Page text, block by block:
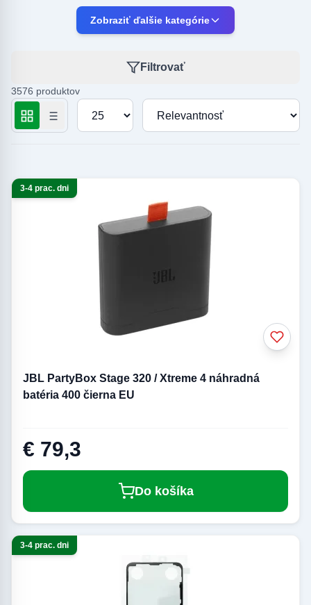
Kamerové moduly
Batérie
Zobraziť ďalšie kategórie
Filtrovať
3576 produktov
Počet produktov na stránku
Zoradiť podľa
3-4 prac. dni
JBL PartyBox Stage 320 / Xtreme 4 náhradná
batéria 400 čierna EU
€ 79,3
Do košíka
3-4 prac. dni